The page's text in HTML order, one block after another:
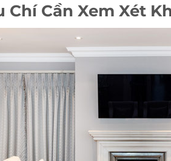
Chí Cần Xem Xét